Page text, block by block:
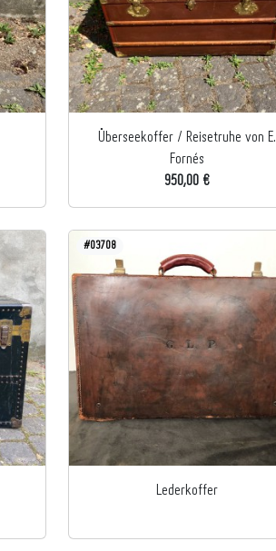
Überseekoffer / Reisetruhe von E.
Fornés
950,00 €
#03708
Lederkoffer